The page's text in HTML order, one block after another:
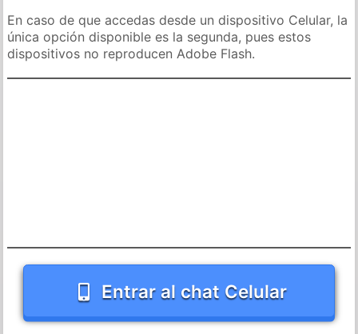
En caso de que accedas desde un dispositivo Celular, la
única opción disponible es la segunda, pues estos
dispositivos no reproducen Adobe Flash.
Entrar al chat Celular